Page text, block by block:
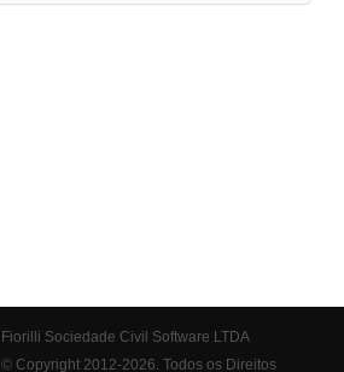
Fiorilli Sociedade Civil Software LTDA
© Copyright 2012-2026. Todos os Direitos